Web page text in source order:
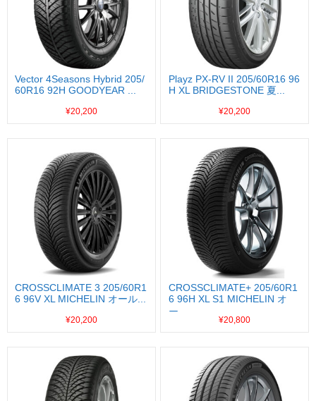
Vector 4Seasons Hybrid 205/
60R16 92H GOODYEAR ...
¥20,200
Playz PX-RV II 205/60R16 96
H XL BRIDGESTONE 夏...
¥20,200
CROSSCLIMATE 3 205/60R1
6 96V XL MICHELIN オール...
¥20,200
CROSSCLIMATE+ 205/60R1
6 96H XL S1 MICHELIN オ
ー...
¥20,800